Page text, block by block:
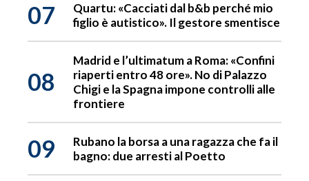
07
Quartu: «Cacciati dal b&b perché mio
figlio è autistico». Il gestore smentisce
08
Madrid e l’ultimatum a Roma: «Confini
riaperti entro 48 ore». No di Palazzo
Chigi e la Spagna impone controlli alle
frontiere
09
Rubano la borsa a una ragazza che fa il
bagno: due arresti al Poetto